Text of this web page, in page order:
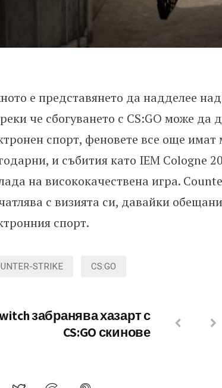
е представянето да надделее
че сбогуването с CS:GO може да
спорт, феновете все още имат
и събития като IEM Cologne
на висококачествена игра.
с визията си, давайки
спорт.
STRIKE CS:GO
забранява хазарт с
CS:GO скинове